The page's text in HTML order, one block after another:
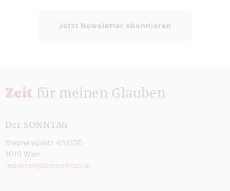
Jetzt Newsletter abonnieren
Zeit für meinen Glauben
Der SONNTAG
Stephansplatz 4/VI/DG
1010 Wien
redaktion@dersonntag.at